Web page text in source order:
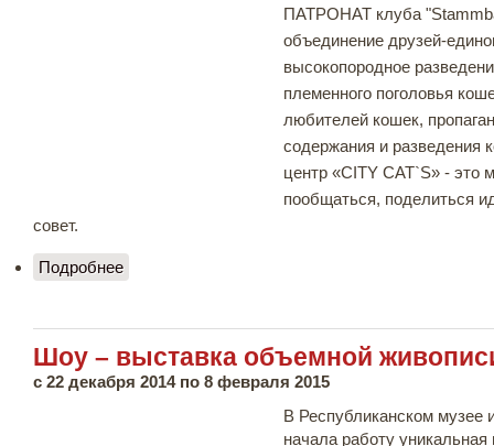
ПАТРОНАТ клуба
объединение друзей-
высокопородное
племенного поголовья
любителей кошек,
содержания и разведения
центр «CITY CAT`S» - это
пообщаться, поделиться
совет.
Подробнее
Шоу – выставка объемной
с 22 декабря 2014по 8 февраля 2015
В Республиканском музее
начала работу